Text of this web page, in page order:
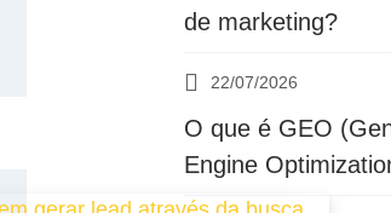
de marketing?
22/07/2026
O que é GEO
Engine